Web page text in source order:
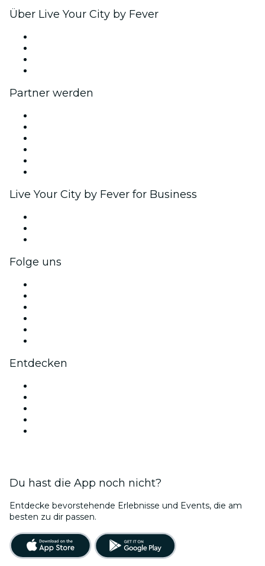
Über Live Your City by Fever
Partner werden
Live Your City by Fever for Business
Folge uns
Entdecken
Du hast die App noch nicht?
Entdecke bevorstehende Erlebnisse und Events, die am
besten zu dir passen.